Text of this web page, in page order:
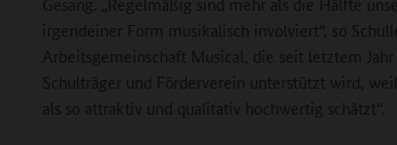
irgendeiner Form musikalisch involviert“, so
Arbeitsgemeinschaft Musical, die seit letztem
Schulträger und Förderverein unterstützt wird,
als so attraktiv und qualitativ hochwertig schätzt“.